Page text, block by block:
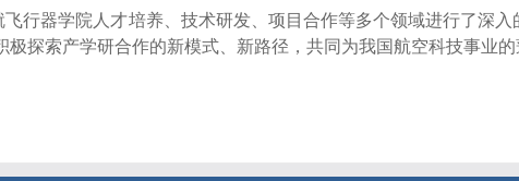
行器学院人才培养、技术研发、项目合作等多个领域进行了深
探索产学研合作的新模式、新路径，共同为我国航空科技事业的